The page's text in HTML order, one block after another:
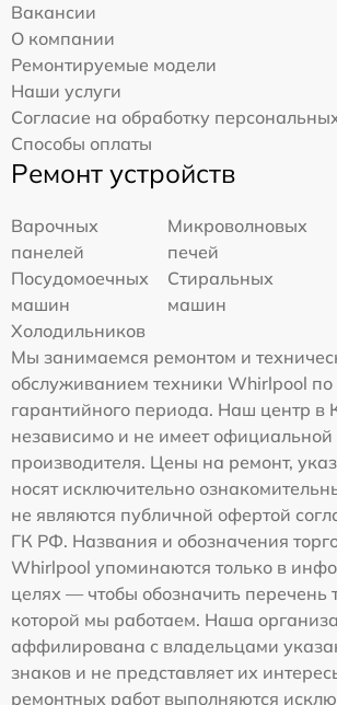
Вакансии
О компании
Ремонтируемые модели
Наши услуги
Согласие на обработку
Способы оплаты
Ремонт устройств
Варочных
панелей
Микроволновых
печей
Посудомоечных
машин
Стиральных
машин
Холодильников
Мы занимаемся ремонтом и
обслуживанием техники Whirlpool по
гарантийного периода. Наш центр в
независимо и не имеет официальной
производителя. Цены на ремонт,
носят исключительно
не являются публичной офертой
ГК РФ. Названия и обозначения
Whirlpool упоминаются только в
целях — чтобы обозначить перечень
которой мы работаем. Наша
аффилирована с владельцами
знаков и не представляет их
ремонтных работ выполняются